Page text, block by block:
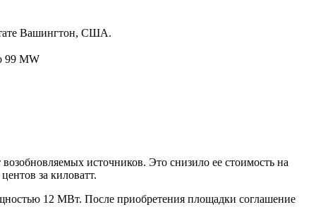
Вашингтон, США.
99 MW
источников. Это снизило ее стоимость на
за киловатт.
12 МВт. После приобретения площадки соглашение